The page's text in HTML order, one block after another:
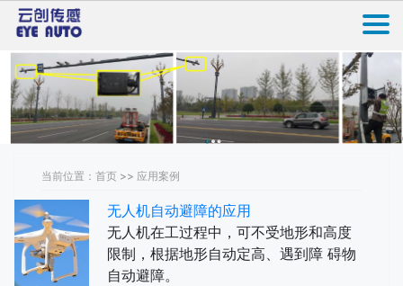
当前位置：首页 >> 应用案例
无人机自动避障的应用
无人机在工过程中，可不受地形和高度
限制，根据地形自动定高、遇到障 碍物
自动避障。